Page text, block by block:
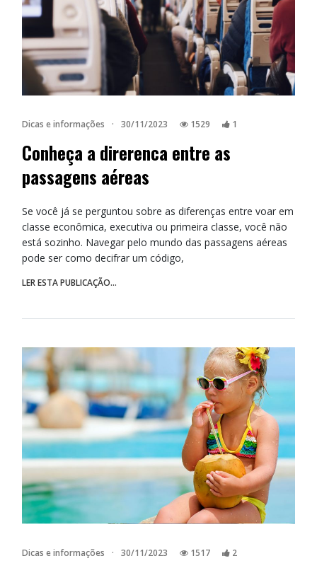
Dicas e informações · 30/11/2023 1529 1
Conheça a direrenca entre as
passagens aéreas
Se você já se perguntou sobre as diferenças entre voar em
classe econômica, executiva ou primeira classe, você não
está sozinho. Navegar pelo mundo das passagens aéreas
pode ser como decifrar um código,
LER ESTA PUBLICAÇÃO...
Dicas e informações · 30/11/2023 1517 2